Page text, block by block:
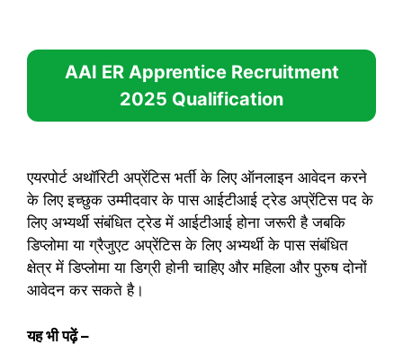
AAI ER Apprentice Recruitment
2025 Qualification
एयरपोर्ट अथॉरिटी अप्रेंटिस भर्ती के लिए ऑनलाइन आवेदन करने
के लिए इच्छुक उम्मीदवार के पास आईटीआई ट्रेड अप्रेंटिस पद के
लिए अभ्यर्थी संबंधित ट्रेड में आईटीआई होना जरूरी है जबकि
डिप्लोमा या ग्रैजुएट अप्रेंटिस के लिए अभ्यर्थी के पास संबंधित
क्षेत्र में डिप्लोमा या डिग्री होनी चाहिए और महिला और पुरुष दोनों
आवेदन कर सकते है।
यह भी पढ़ें–